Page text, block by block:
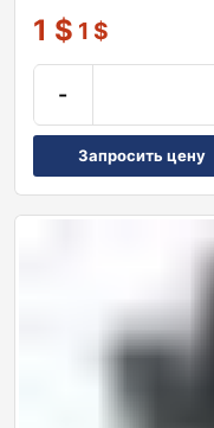
1 $ 1 $
-
Запросить цену